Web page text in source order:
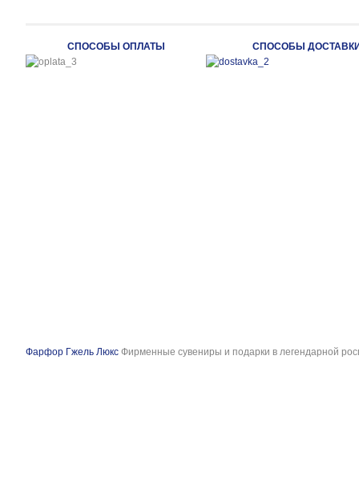
СПОСОБЫ ОПЛАТЫ СПОСОБЫ
Фарфор Гжель Люкс Фирменные сувениры и подарки в легендарной